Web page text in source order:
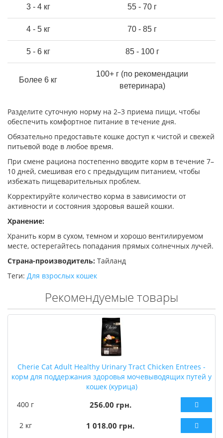
3 - 4 кг 55 - 70 г
4 - 5 кг 70 - 85 г
5 - 6 кг 85 - 100 г
Более 6 кг
100+ г (по рекомендации
ветеринара)
Разделите суточную норму на 2–3 приема пищи, чтобы
обеспечить комфортное питание в течение дня.
Обязательно предоставьте кошке доступ к чистой и свежей
питьевой воде в любое время.
При смене рациона постепенно вводите корм в течение 7–
10 дней, смешивая его с предыдущим питанием, чтобы
избежать пищеварительных проблем.
Корректируйте количество корма в зависимости от
активности и состояния здоровья вашей кошки.
Хранение:
Хранить корм в сухом, темном и хорошо вентилируемом
месте, остерегайтесь попадания прямых солнечных лучей.
Страна-производитель: Тайланд
Теги: Для взрослых кошек
Рекомендуемые товары
Cherie Cat Adult Healthy Urinary Tract Chicken Entrees -
корм для поддержания здоровья мочевыводящих путей у
кошек (курица)
400 г
256.00 грн.
2 кг 1 018.00 грн.